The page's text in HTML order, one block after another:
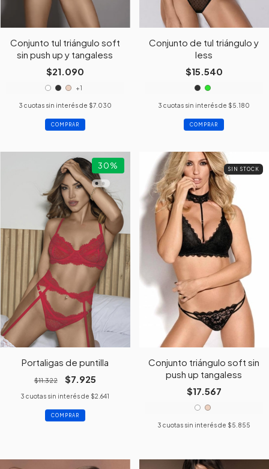
Conjunto tul triángulo soft
sin push up y tangaless
$21.090
+1
3 cuotas sin interés de $7.030
COMPRAR
Conjunto de tul triángulo y
less
$15.540
3 cuotas sin interés de $5.180
COMPRAR
30%
Portaligas de puntilla
$11.322 $7.925
3 cuotas sin interés de $2.641
COMPRAR
SIN STOCK
Conjunto triángulo soft sin
push up tangaless
$17.567
3 cuotas sin interés de $5.855